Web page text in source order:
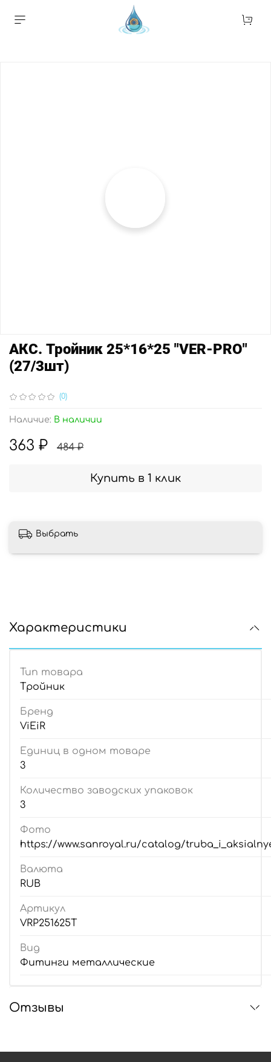
(0)
Наличие: В наличии
АКС. Тройник 25*16*25 "VER-PRO"
(27/3шт)
363 ₽ 484 ₽
Купить в 1 клик
Выбрать
Характеристики
Тип товара
Тройник
Бренд
ViEiR
Единиц в одном товаре
3
Количество заводских упаковок
3
Фото
https://www.sanroyal.ru/catalog/
Валюта
RUB
Артикул
VRP251625T
Вид
Фитинги металлические
Отзывы